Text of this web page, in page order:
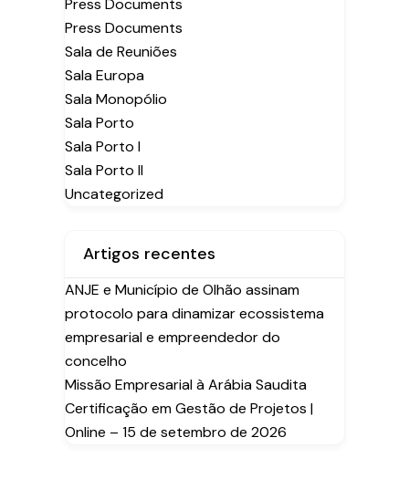
Press Documents
Press Documents
Sala de Reuniões
Sala Europa
Sala Monopólio
Sala Porto
Sala Porto I
Sala Porto II
Uncategorized
Artigos recentes
ANJE e Município de Olhão assinam
protocolo para dinamizar ecossistema
empresarial e empreendedor do
concelho
Missão Empresarial à Arábia Saudita
Certificação em Gestão de Projetos |
Online – 15 de setembro de 2026